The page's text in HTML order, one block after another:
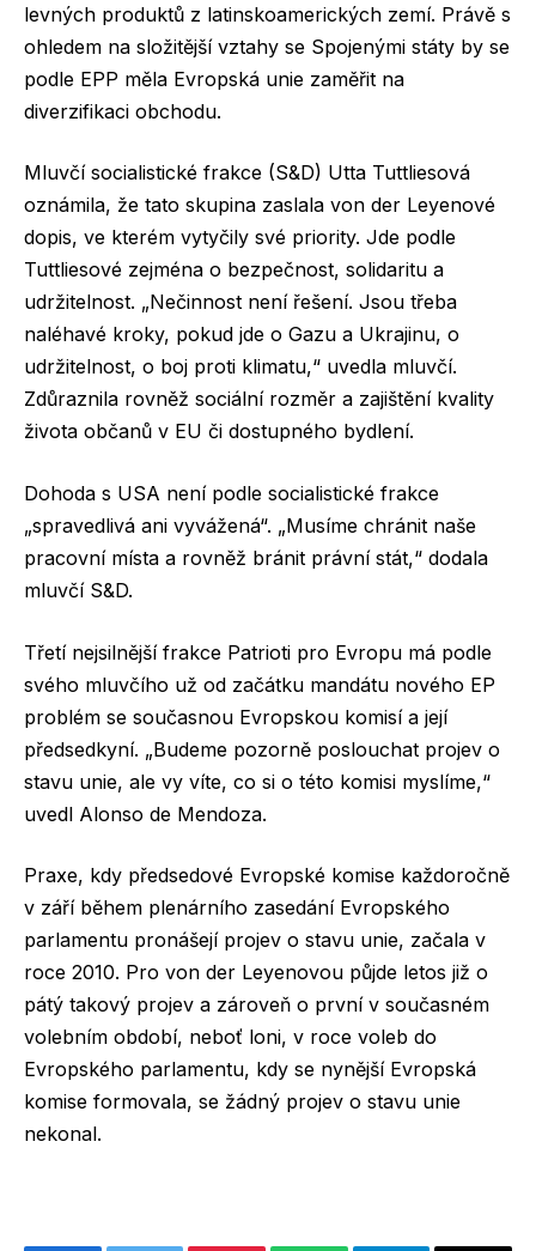
levných produktů z latinskoamerických zemí. Právě s
ohledem na složitější vztahy se Spojenými státy by se
podle EPP měla Evropská unie zaměřit na
diverzifikaci obchodu.
Mluvčí socialistické frakce (S&D) Utta Tuttliesová
oznámila, že tato skupina zaslala von der Leyenové
dopis, ve kterém vytyčily své priority. Jde podle
Tuttliesové zejména o bezpečnost, solidaritu a
udržitelnost. „Nečinnost není řešení. Jsou třeba
naléhavé kroky, pokud jde o Gazu a Ukrajinu, o
udržitelnost, o boj proti klimatu,“ uvedla mluvčí.
Zdůraznila rovněž sociální rozměr a zajištění kvality
života občanů v EU či dostupného bydlení.
Dohoda s USA není podle socialistické frakce
„spravedlivá ani vyvážená“. „Musíme chránit naše
pracovní místa a rovněž bránit právní stát,“ dodala
mluvčí S&D.
Třetí nejsilnější frakce Patrioti pro Evropu má podle
svého mluvčího už od začátku mandátu nového EP
problém se současnou Evropskou komisí a její
předsedkyní. „Budeme pozorně poslouchat projev o
stavu unie, ale vy víte, co si o této komisi myslíme,“
uvedl Alonso de Mendoza.
Praxe, kdy předsedové Evropské komise každoročně
v září během plenárního zasedání Evropského
parlamentu pronášejí projev o stavu unie, začala v
roce 2010. Pro von der Leyenovou půjde letos již o
pátý takový projev a zároveň o první v současném
volebním období, neboť loni, v roce voleb do
Evropského parlamentu, kdy se nynější Evropská
komise formovala, se žádný projev o stavu unie
nekonal.